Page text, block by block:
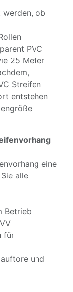
werden, ob
PVC
25 Meter
Streifen
entstehen
eine
alle
Betrieb
für
und